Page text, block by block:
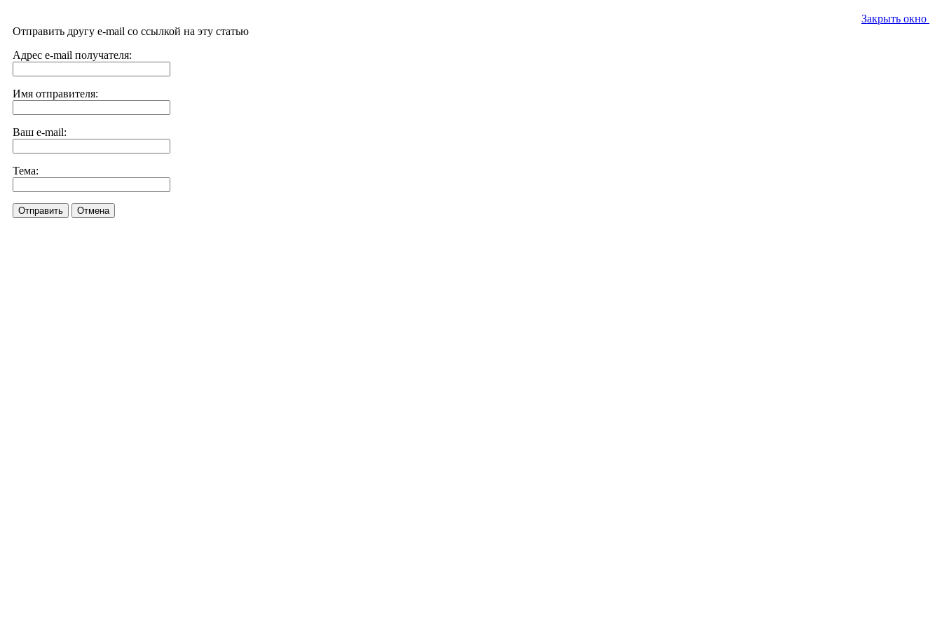
Закрыть окно
Отправить другу e-mail со ссылкой на эту статью
Адрес e-mail получателя:
Имя отправителя:
Ваш e-mail:
Тема:
Отправить Отмена